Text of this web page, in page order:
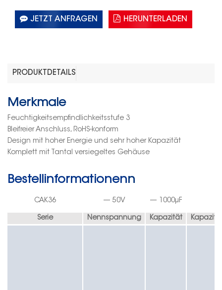
JETZT ANFRAGEN HERUNTERLADEN
PRODUKTDETAILS
Merkmale
Feuchtigkeitsempfindlichkeitsstufe 3
Bleifreier Anschluss, RoHS-konform
Design mit hoher Energie und sehr hoher Kapazität
Komplett mit Tantal versiegeltes Gehäuse
Bestellinformationenn
CAK36 — 50V — 1000µF
Serie Nennspannung Kapazität